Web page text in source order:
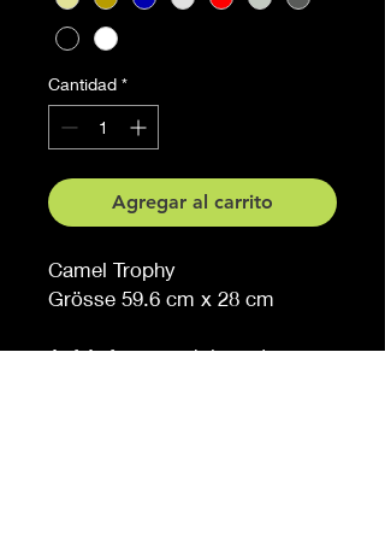
Cantidad *
Agregar al carrito
Camel Trophy
Grösse 59.6 cm x 28 cm
Auf Anfrage auch in anderen